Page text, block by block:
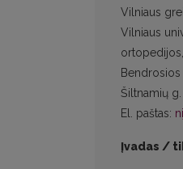
Vilniaus
Vilniaus
Šiltnamių
El. paštas:
Įvadas /